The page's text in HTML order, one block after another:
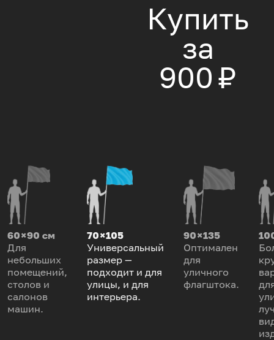
Купить
за
900 ₽
60 × 90 см
Для
небольших
помещений,
столов и
салонов
машин.
70 × 105
Универсальный
размер —
подходит и для
улицы, и для
интерьера.
90 × 135
Оптимален
для
уличного
флагштока.